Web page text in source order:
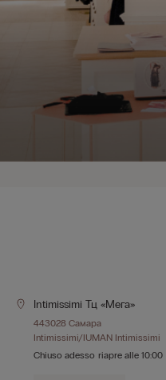
Intimissimi Тц «мега»
443028 Самара
Intimissimi/IUMAN Intimissimi
Chiuso adesso riapre alle 10:00